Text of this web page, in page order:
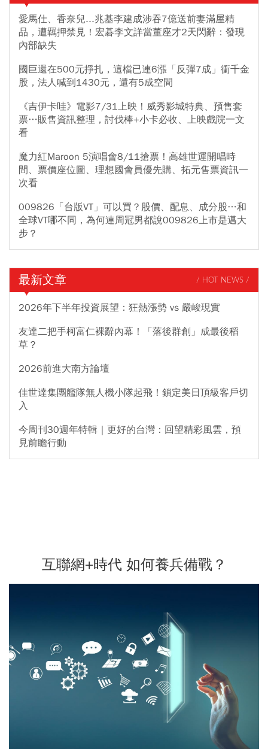
愛馬仕、香奈兒...兆基李建成涉吞7億送前妻滿屋精
品，遭羈押禁見！宏碁李文詳當董座才2天閃辭：發現
內部缺失
國巨還在500元掙扎，這檔已連6漲「反彈7成」衝千金
股，法人喊到1430元，還有5成空間
《吉伊卡哇》電影7/31上映！威秀影城特典、預售套
票…販售資訊整理，討伐棒+小卡必收、上映戲院一文
看
魔力紅Maroon 5演唱會8/11搶票！高雄世運開唱時
間、票價座位圖、理想國會員優先購、拓元售票資訊一
次看
009826「台版VT」可以買？股價、配息、成分股…和
全球VT哪不同，為何連周冠男都說009826上市是邁大
步？
最新文章 / HOT NEWS /
2026年下半年投資展望：狂熱漲勢 vs 嚴峻現實
友達二把手柯富仁裸辭內幕！「落後群創」成最後稻
草？
2026前進大南方論壇
佳世達集團艦隊無人機小隊起飛！鎖定美日頂級客戶切
入
今周刊30週年特輯｜更好的台灣：回望精彩風雲，預
見前瞻行動
互聯網+時代 如何養兵備戰？